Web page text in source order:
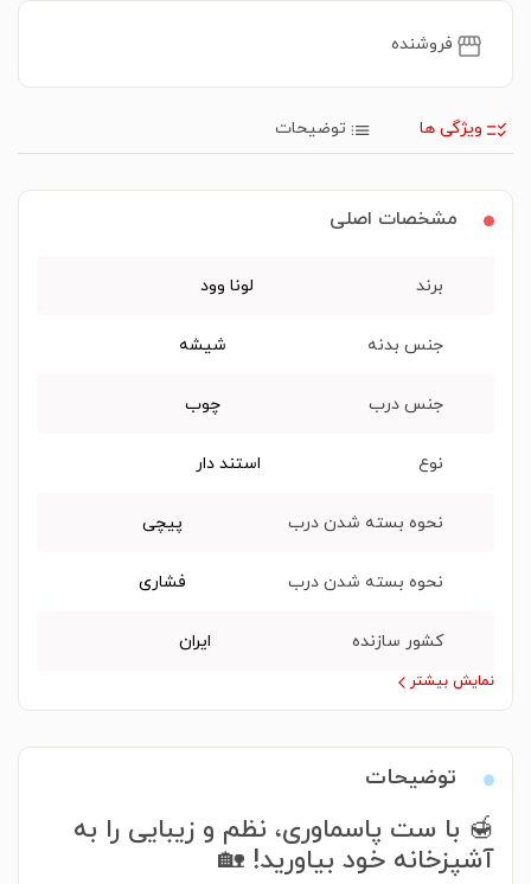
فروشنده
مشخصات اصلی
برند لونا وود
جنس بدنه شیشه
جنس درب چوب
نوع استند دار
نحوه بسته شدن درب پیچی
نحوه بسته شدن درب فشاری
کشور سازنده ایران
نمایش بیشتر
توضیحات
🍯 با ست پاسماوری، نظم و زیبایی را به
آشپزخانه خود بیاورید! 🏡